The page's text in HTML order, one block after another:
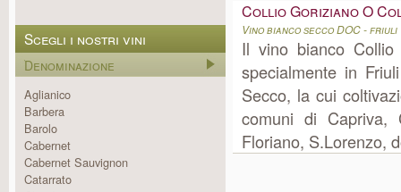
Scegli i nostri vini
Denominazione
Aglianico
Barbera
Barolo
Cabernet
Cabernet Sauvignon
Catarrato
Collio Goriziano O
Vino bianco secco DOC -
Il vino bianco
specialmente in
Secco, la cui
comuni di Capriva,
Floriano, S.Lorenzo,